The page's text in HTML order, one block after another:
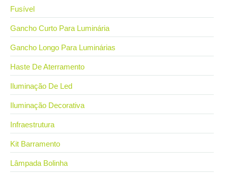
Fusível
Gancho Curto Para Luminária
Gancho Longo Para Luminárias
Haste De Aterramento
Iluminação De Led
Iluminação Decorativa
Infraestrutura
Kit Barramento
Lâmpada Bolinha